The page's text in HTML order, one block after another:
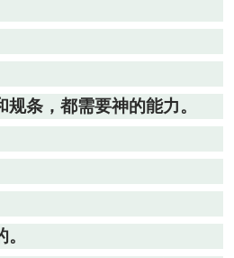
条，都需要神的能力。